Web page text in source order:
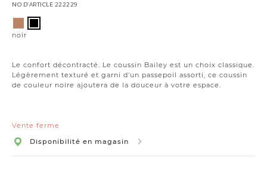
NO D’ARTICLE 222229
Le confort décontracté. Le coussin Bailey est un choix classique.
Légèrement texturé et garni d'un passepoil assorti, ce coussin
de couleur noire ajoutera de la douceur à votre espace.
Variations
noir
Vente ferme
Disponibilité en magasin